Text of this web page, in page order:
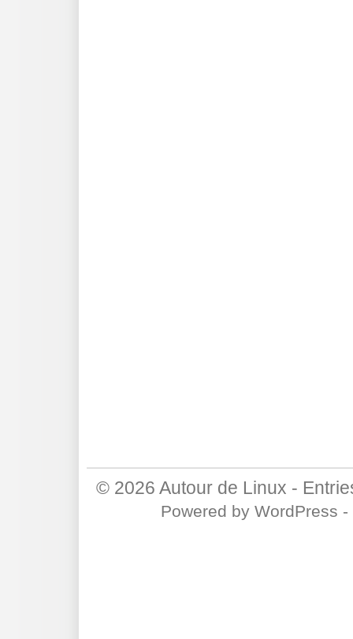
© 2026 Autour de Linux -
Powered by WordPress -